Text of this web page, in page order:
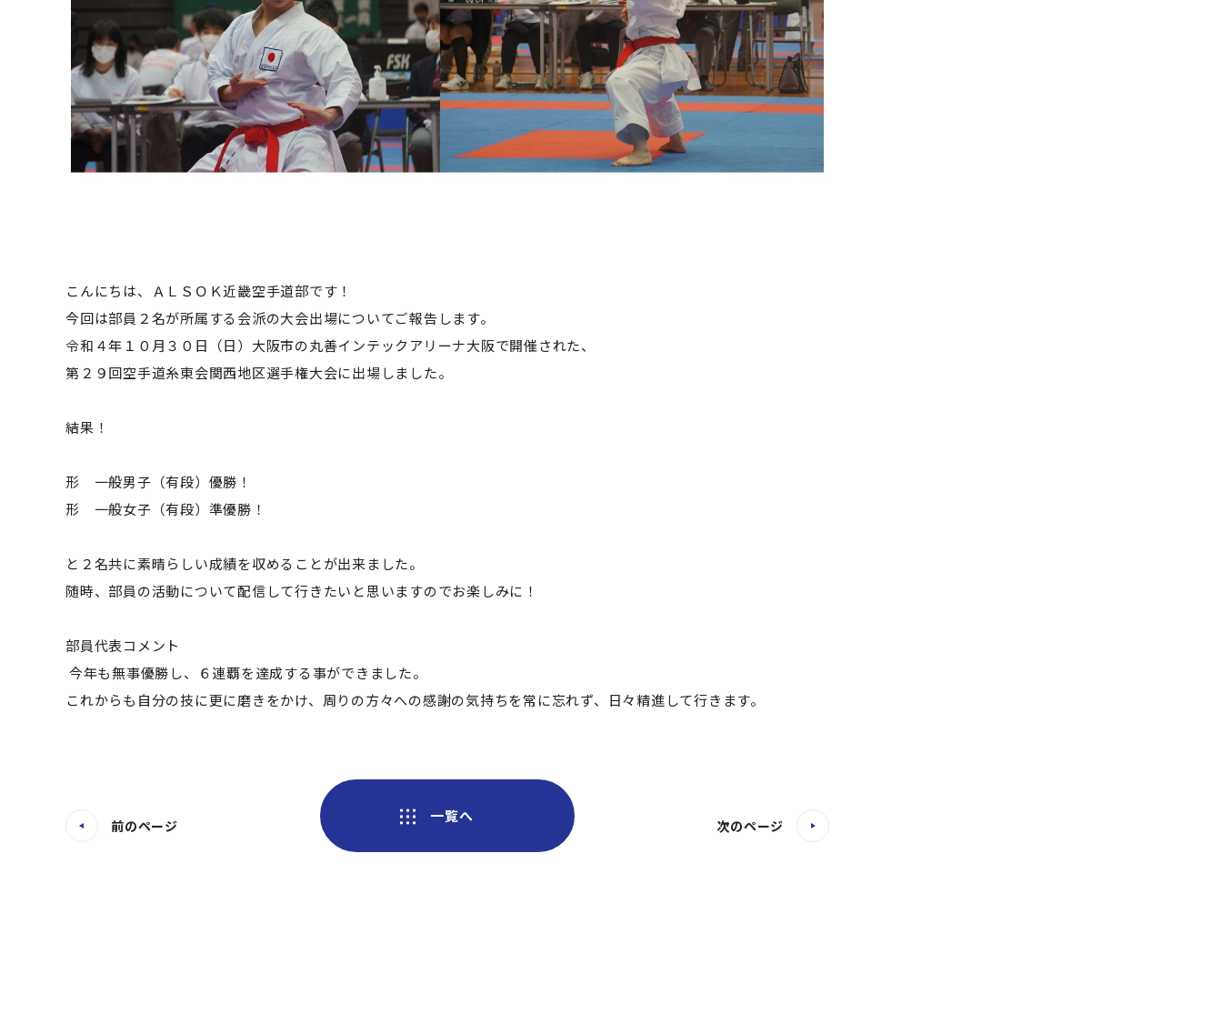
こんにちは、 ＡＬＳＯＫ近畿空手道部です ！
今回は部員２名が所属する会派の大会出場についてご報告します。
令和４年 １０月３０日（日）大阪市の丸善インテックアリーナ大阪で開催された、
第 ２９回空手道糸東会関西地区選手権大会に出場しました。
結果！
形 一般男子（有段）優勝！
形 一般女子（有段） 準優勝！
と２名共に素晴らしい成績を収めることが出来ました。
随時、部員の活動について配信して行きたいと思いますのでお楽しみに！
部員代表コメント
今年も無事優勝し、
６連覇を達成する事ができました。
これからも自分の技に更に磨きをかけ、周りの方々への感謝の気持ちを常に忘れず、日々精進して行きます。
前のページ
一覧へ
次のページ